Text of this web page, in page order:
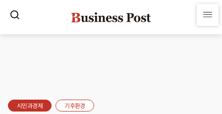
시민과경제 기후환경